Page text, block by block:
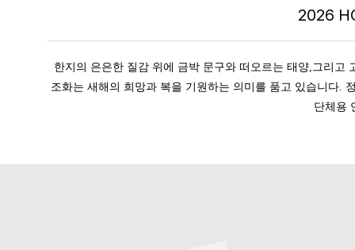
2026
한지의 은은한 질감 위에 금박 문구와 떠오르는 태양,그리고
조화는 새해의 희망과 복을 기원하는 의미를 품고 있습니다.
단체용